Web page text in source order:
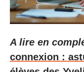
A lire en
connexion :